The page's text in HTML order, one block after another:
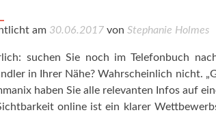
am 30.06.2017 von Stephanie Holmes
suchen Sie noch im Telefonbuch
in Ihrer Nähe? Wahrscheinlich nicht.
haben Sie alle relevanten Infos auf
online ist ein klarer